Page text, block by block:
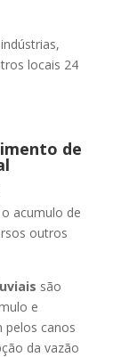
locais 24
de
acumulo de
outros
são
e
canos
da vazão